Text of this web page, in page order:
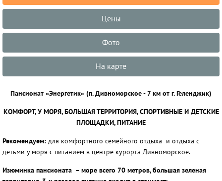
Цены
Фото
На карте
Пансионат «Энергетик» (п. Дивноморское - 7 км от г. Геленджик)
КОМФОРТ, У МОРЯ, БОЛЬШАЯ ТЕРРИТОРИЯ, СПОРТИВНЫЕ И ДЕТСКИЕ
ПЛОЩАДКИ, ПИТАНИЕ
Рекомендуем: для комфортного семейного отдыха и отдыха с
детьми у моря с питанием в центре курорта Дивноморское.
Изюминка пансионата – море всего 70 метров, большая зеленая